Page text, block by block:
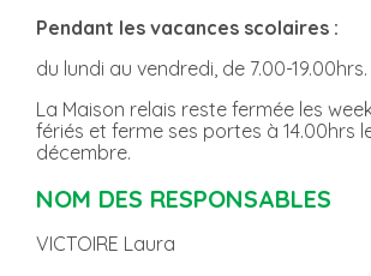
Pendant les vacances scolaires :
du lundi au vendredi, de 7.00-19.00hrs.
La Maison relais reste fermée les
fériés et ferme ses portes à 14.00hrs
décembre.
NOM DES RESPONSABLES
VICTOIRE Laura